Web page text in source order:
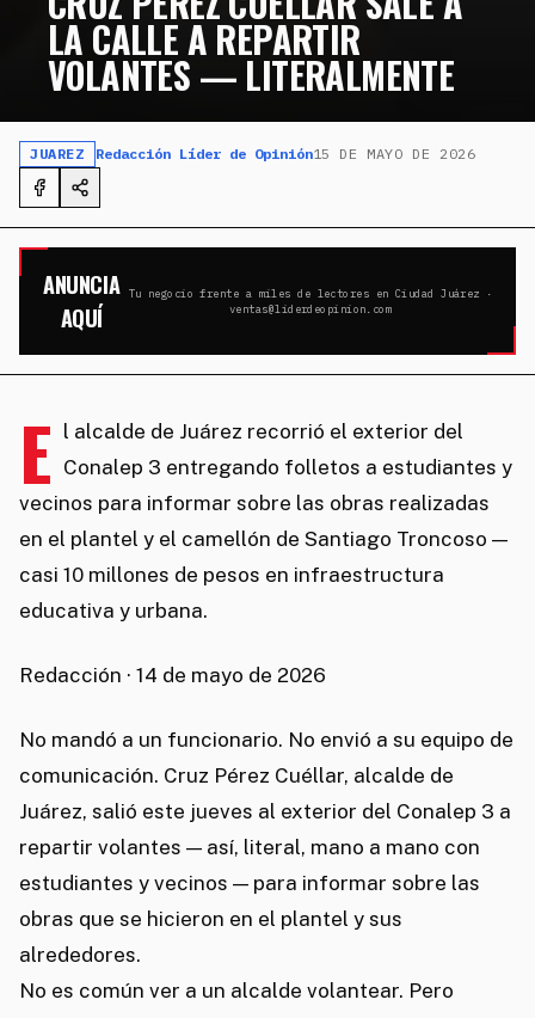
LA CALLE A REPARTIR
VOLANTES — LITERALMENTE
JUAREZ Redacción Líder de Opinión15 DE MAYO DE 2026
ANUNCIA
AQUÍ
Tu negocio frente a miles de lectores en Ciudad Juárez ·
ventas@liderdeopinion.com
E l alcalde de Juárez recorrió el exterior del
Conalep 3 entregando folletos a estudiantes y
vecinos para informar sobre las obras realizadas
en el plantel y el camellón de Santiago Troncoso —
casi 10 millones de pesos en infraestructura
educativa y urbana.
Redacción · 14 de mayo de 2026
No mandó a un funcionario. No envió a su equipo de
comunicación. Cruz Pérez Cuéllar, alcalde de
Juárez, salió este jueves al exterior del Conalep 3 a
repartir volantes — así, literal, mano a mano con
estudiantes y vecinos — para informar sobre las
obras que se hicieron en el plantel y sus
alrededores.
No es común ver a un alcalde volantear. Pero